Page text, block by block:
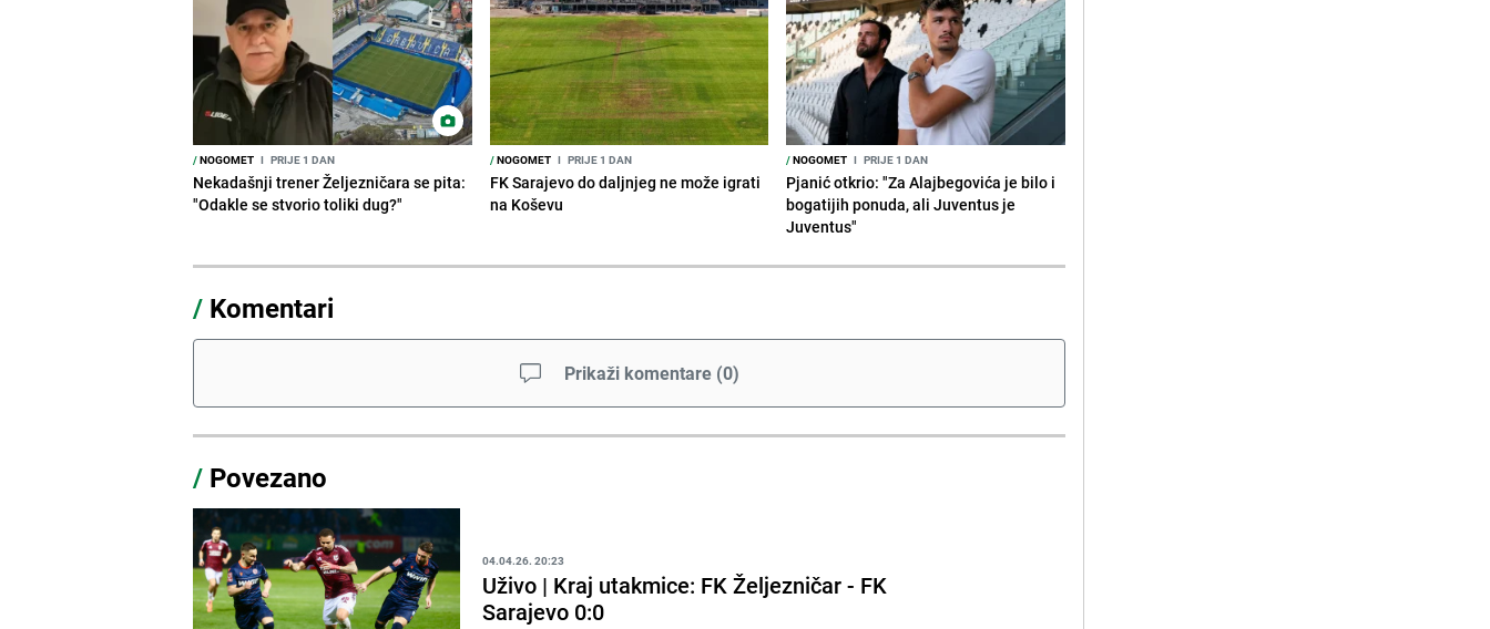
/NOGOMET I PRIJE 1 DAN
Nekadašnji trener Željezničara se pita:
"Odakle se stvorio toliki dug?"
/NOGOMET I PRIJE 1 DAN
FK Sarajevo do daljnjeg ne može igrati
na Koševu
/NOGOMET I PRIJE 1 DAN
Pjanić otkrio: "Za Alajbegovića je bilo i
bogatijih ponuda, ali Juventus je
Juventus"
/ Komentari
Prikaži komentare (0)
/ Povezano
04.04.26. 20:23
Uživo | Kraj utakmice: FK Željezničar - FK
Sarajevo 0:0